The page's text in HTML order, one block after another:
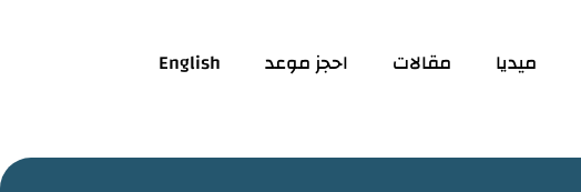
ميديا مقالات احجز موعد English